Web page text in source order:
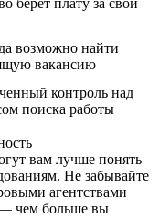
берет плату за свои
возможно найти
вакансию
контроль над
поиска работы
вам лучше понять
Не забывайте
агентствами
— чем больше вы